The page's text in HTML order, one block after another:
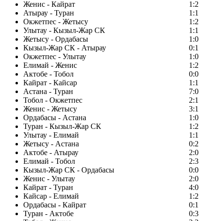
Женис - Кайрат
1:2
Атырау - Туран
1:1
Окжетпес - Жетысу
1:2
Улытау - Кызыл-Жар СК
1:1
Жетысу - Ордабасы
1:0
Кызыл-Жар СК - Атырау
0:1
Окжетпес - Улытау
1:0
Елимай - Женис
1:2
Актобе - Тобол
0:0
Кайрат - Кайсар
1:1
Астана - Туран
7:0
Тобол - Окжетпес
2:1
Женис - Жетысу
3:1
Ордабасы - Астана
1:0
Туран - Кызыл-Жар СК
1:2
Улытау - Елимай
1:1
Жетысу - Астана
0:2
Актобе - Атырау
2:0
Елимай - Тобол
2:3
Кызыл-Жар СК - Ордабасы
0:0
Женис - Улытау
2:0
Кайрат - Туран
4:0
Кайсар - Елимай
1:2
Ордабасы - Кайрат
0:1
Туран - Актобе
0:3